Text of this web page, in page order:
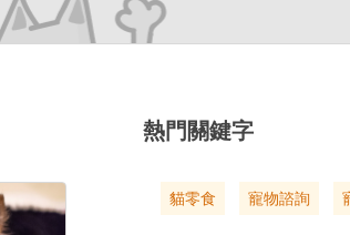
熱門關鍵字
貓零食 寵物諮詢